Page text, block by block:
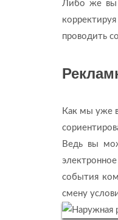
Либо же вы
проводить
Как мы уже
Ведь вы
события
смену